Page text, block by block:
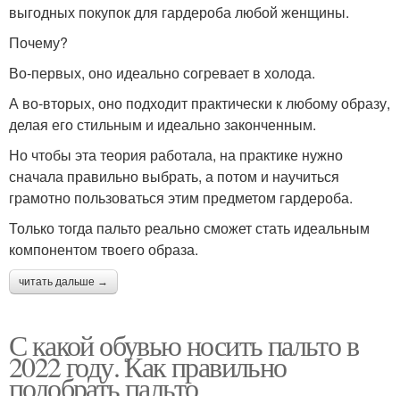
выгодных покупок для гардероба любой женщины.
Почему?
Во-первых, оно идеально согревает в холода.
А во-вторых, оно подходит практически к любому образу,
делая его стильным и идеально законченным.
Но чтобы эта теория работала, на практике нужно
сначала правильно выбрать, а потом и научиться
грамотно пользоваться этим предметом гардероба.
Только тогда пальто реально сможет стать идеальным
компонентом твоего образа.
читать дальше →
С какой обувью носить пальто в
2022 году. Как правильно
подобрать пальто